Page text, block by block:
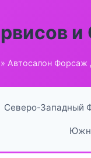
» Автосалон Форсаж
Северо-Западный